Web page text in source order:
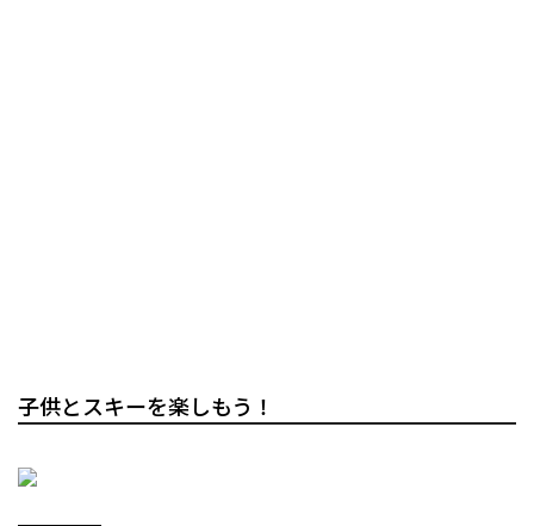
子供とスキーを楽しもう！